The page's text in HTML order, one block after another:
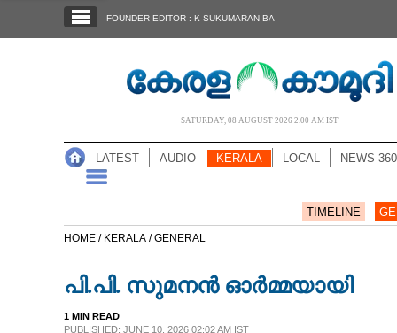
NOTIFIED NEWS
FOUNDER EDITOR : K SUKUMARAN BA
SATURDAY, 08 AUGUST 2026 2.00 AM IST
LATEST AUDIO KERALA LOCAL NEWS 360
TIMELINE
HOME / KERALA /GENERAL
പി.പി. സുമനൻ ഓർമ്മയായി
1 MIN READ
PUBLISHED: JUNE 10, 2026 02:02 AM IST